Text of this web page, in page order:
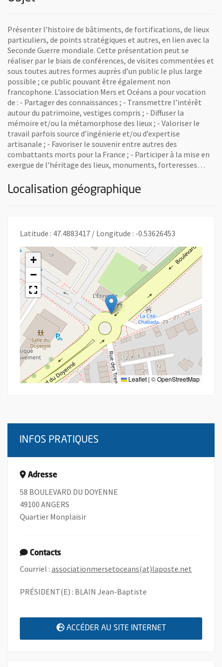
Présenter l’histoire de bâtiments, de fortifications, de lieux
particuliers, de points stratégiques et autres, en lien avec la
Seconde Guerre mondiale. Cette présentation peut se
réaliser par le biais de conférences, de visites commentées et
sous toutes autres formes auprès d’un public le plus large
possible ; ce public pouvant être également non
francophone. L’association Mers et Océans a pour vocation
de : - Partager des connaissances ; - Transmettre l’intérêt
autour du patrimoine, vestiges compris ; - Diffuser la
mémoire et/ou la métamorphose des lieux ; - Valoriser le
travail parfois source d’ingénierie et/ou d’expertise
artisanale ; - Favoriser le souvenir entre autres des
combattants morts pour la France ; - Participer à la mise en
exergue de l’héritage des lieux, monuments, forteresses…
Localisation géographique
Latitude : 47.4883417 / Longitude : -0.53626453
+
−
Leaflet | ©OpenStreetMap
INFOS PRATIQUES
Adresse
58 BOULEVARD DU DOYENNE
49100 ANGERS
Quartier Monplaisir
Contacts
Courriel : associationmersetoceans(at)laposte.net
PRÉSIDENT(E) : BLAIN Jean-Baptiste
ACCÉDER AU SITE INTERNET , OUVRE UNE